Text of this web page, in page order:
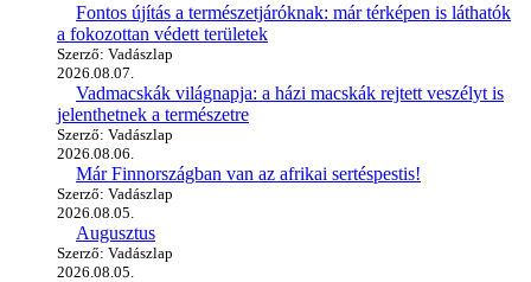
Fontos újítás a természetjáróknak: már térképen is láthatók
a fokozottan védett területek
Szerző: Vadászlap
2026.08.07.
Vadmacskák világnapja: a házi macskák rejtett veszélyt is
jelenthetnek a természetre
Szerző: Vadászlap
2026.08.06.
Már Finnországban van az afrikai sertéspestis!
Szerző: Vadászlap
2026.08.05.
Augusztus
Szerző: Vadászlap
2026.08.05.